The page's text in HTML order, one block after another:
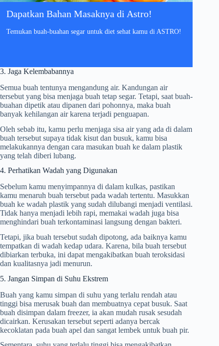
Dapatkan Bahan Masaknya di Astro!
Temukan buah-buahan segar untuk diet sehat kamu di ASTRO!
3. Jaga Kelembabannya
Semua buah tentunya mengandung air. Kandungan air
tersebut yang bisa menjaga buah tetap segar. Tetapi, saat buah-
buahan dipetik atau dipanen dari pohonnya, maka buah
banyak kehilangan air karena terjadi penguapan.
Oleh sebab itu, kamu perlu menjaga sisa air yang ada di dalam
buah tersebut supaya tidak kisut dan busuk, kamu bisa
melakukannya dengan cara masukan buah ke dalam plastik
yang telah diberi lubang.
4. Perhatikan Wadah yang Digunakan
Sebelum kamu menyimpannya di dalam kulkas, pastikan
kamu menaruh buah tersebut pada wadah tertentu. Masukkan
buah ke wadah plastik yang sudah dilubangi menjadi ventilasi.
Tidak hanya menjadi lebih rapi, memakai wadah juga bisa
menghindari buah terkontaminasi langsung dengan bakteri.
Tetapi, jika buah tersebut sudah dipotong, ada baiknya kamu
tempatkan di wadah kedap udara. Karena, bila buah tersebut
dibiarkan terbuka, ini dapat mengakibatkan buah teroksidasi
dan kualitasnya jadi menurun.
5. Jangan Simpan di Suhu Ekstrem
Buah yang kamu simpan di suhu yang terlalu rendah atau
tinggi bisa merusak buah dan membuatnya cepat busuk. Saat
buah disimpan dalam freezer, ia akan mudah rusak sesudah
dicairkan. Kerusakan tersebut seperti adanya bercak
kecoklatan pada buah apel dan sangat lembek untuk buah pir.